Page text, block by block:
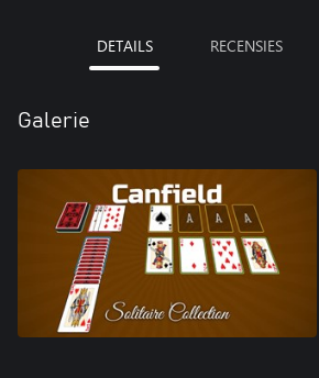
DETAILS RECENSIES
Galerie